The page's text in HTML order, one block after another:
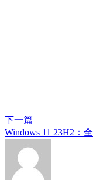
下一篇
Windows 11 23H2：